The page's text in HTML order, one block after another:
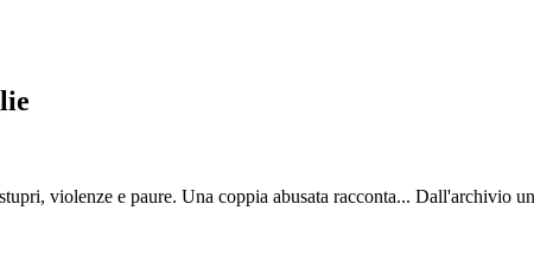
violenze e paure. Una coppia abusata racconta... Dall'archivio